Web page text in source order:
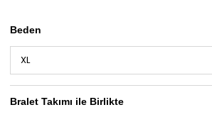
Beden
Bralet Takımı ile Birlikte